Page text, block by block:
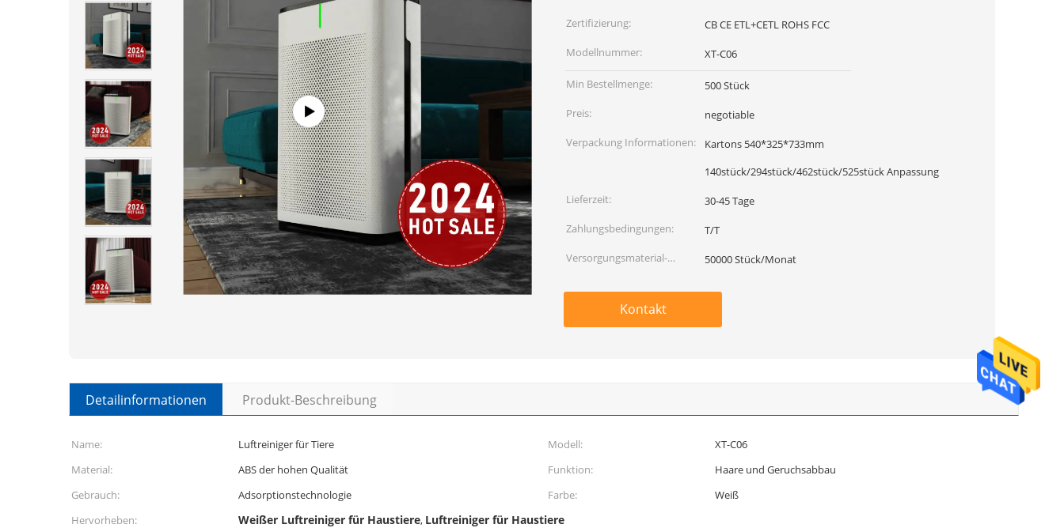
Zertifizierung:
CB CE ETL+CETL ROHS FCC
Modellnummer:
XT-C06
Min Bestellmenge:
500 Stück
Preis:
negotiable
Verpackung Informationen:
Kartons 540*325*733mm
140stück/294stück/462stück/525stück Anpassung
Lieferzeit:
30-45 Tage
Zahlungsbedingungen:
T/T
Versorgungsmaterial-
50000 Stück/Monat
Kontakt
Detailinformationen Produkt-Beschreibung
Name: Luftreiniger für Tiere Modell:
XT-C06
Material:
ABS der hohen Qualität Funktion:
Haare und Geruchsabbau
Gebrauch:
Adsorptionstechnologie Farbe:
Weiß
Hervorheben:
Weißer Luftreiniger für Haustiere, Luftreiniger für Haustiere